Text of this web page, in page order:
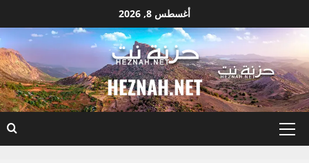
إلى
أغسطس 8, 2026
HEZNAH.NET
القائمة